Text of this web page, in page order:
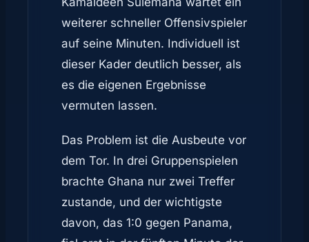
weiterer schneller Offensivspieler
auf seine Minuten. Individuell ist
dieser Kader deutlich besser, als
es die eigenen Ergebnisse
vermuten lassen.
Das Problem ist die Ausbeute vor
dem Tor. In drei Gruppenspielen
brachte Ghana nur zwei Treffer
zustande, und der wichtigste
davon, das 1:0 gegen Panama,